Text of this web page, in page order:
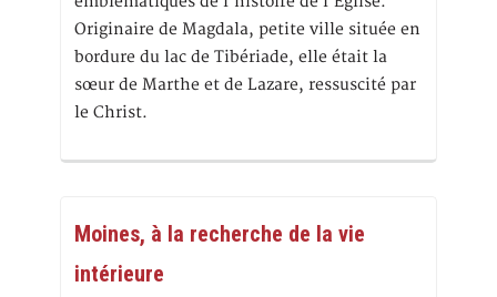
Originaire de Magdala, petite ville située en
bordure du lac de Tibériade, elle était la
sœur de Marthe et de Lazare, ressuscité par
le Christ.
Moines, à la recherche de la vie
intérieure